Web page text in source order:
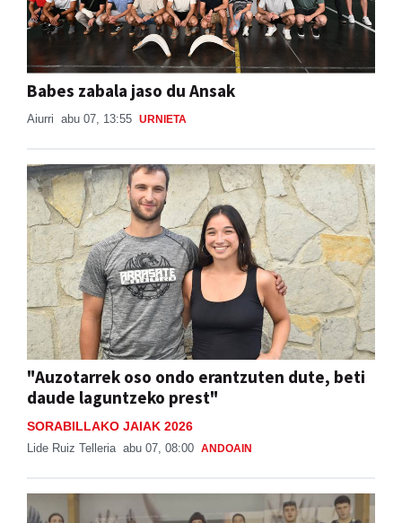
Babes zabala jaso du Ansak
Aiurri abu 07, 13:55 URNIETA
"Auzotarrek oso ondo erantzuten dute, beti
daude laguntzeko prest"
SORABILLAKO JAIAK 2026
Lide Ruiz Telleria abu 07, 08:00 ANDOAIN